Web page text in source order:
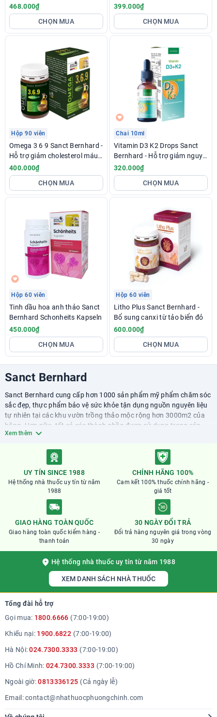
mỡ máu, tốt cho tim mạch,
não bộ và thị lực
468.000₫
CHỌN MUA
và kẽm hỗ trợ tăng đề kháng
399.000₫
CHỌN MUA
Hộp 90 viên
Omega 3 6 9 Sanct Bernhard -
Hỗ trợ giảm cholesterol máu,
giảm xơ vữa động mạch
400.000₫
CHỌN MUA
Chai 10ml
Vitamin D3 K2 Drops Sanct
Bernhard - Hỗ trợ giảm nguy
cơ còi xương ở trẻ em
320.000₫
CHỌN MUA
Hộp 60 viên
Tinh dầu hoa anh thảo Sanct
Bernhard Schonheits Kapseln
450.000₫
CHỌN MUA
Hộp 60 viên
Litho Plus Sanct Bernhard -
Bổ sung canxi từ tảo biển đỏ
600.000₫
CHỌN MUA
Sanct Bernhard
Sanct Bernhard cung cấp hơn 1000 sản phẩm mỹ phẩm chăm sóc
sắc đẹp, thực phẩm bảo vệ sức khỏe tận dụng nguồn nguyên liệu
tự nhiên tại các khu vườn trồng thảo mộc rộng hơn 3000m2 của
hãng. Hơn nữa, tất cả các thành phần được sử dụng trong sản
xuất đều được dãn nhãn chứng nhận hữu cơ được cung cấp từ
Bên cạnh việc lựa chọn cẩn thận nguồn nguyên liệu, các sản phẩm
của Sanct Bernhard đều được sản xuất theo công nghệ hiện đại
đạt chuẩn châu Âu, tuân thủ theo các quy chuẩn về vệ sinh an
toàn thực phẩm (HACCP, GMP, ISO 22000:2018).
Xem thêm
UY TÍN SINCE 1988
Hệ thống nhà thuốc uy tín từ năm
1988
CHÍNH HÃNG 100%
Cam kết 100% thuốc chính hãng -
giá tốt
GIAO HÀNG TOÀN QUỐC
Giao hàng toàn quốc kiểm hàng -
thanh toán
30 NGÀY ĐỔI TRẢ
Đổi trả hàng nguyên giá trong vòng
30 ngày
Hệ thống nhà thuốc uy tín từ năm 1988
XEM DANH SÁCH NHÀ THUỐC
Tổng đài hỗ trợ
Gọi mua: 1800.6666 (7:00-19:00)
Khiếu nại: 1900.6822 (7:00-19:00)
Hà Nội:024.7300.3333 (7:00-19:00)
Hồ Chí Minh: 024.7300.3333 (7:00-19:00)
Ngoài giờ:0813336125 (Cả ngày lễ)
Email:contact@nhathuocphuongchinh.com